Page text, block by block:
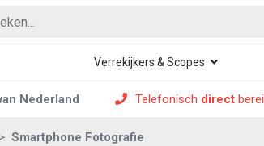
Verrekijkers & Scopes
Nederland Telefonisch direct
Smartphone Fotografie